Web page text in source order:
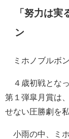
「努力は
ン
ミホノブルボン
４歳初戦とな
第１弾皐月賞は
せない圧勝劇を
小雨の中、ミ